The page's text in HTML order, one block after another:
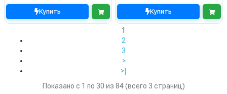
Купить Купить
1
2
3
>
>|
Показано с 1 по 30 из 84 (всего 3 страниц)